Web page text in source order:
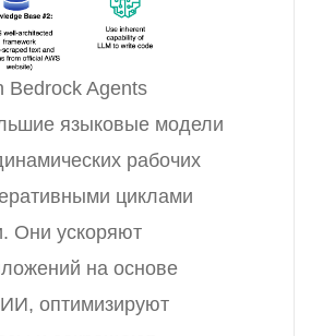
Bedrock Agents
языковые модели
рабочих
циклами
Они ускоряют
на основе
ИИ, оптимизируют